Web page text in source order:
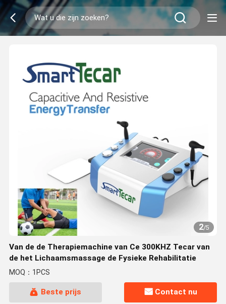
2/5
Van de de Therapiemachine van Ce 300KHZ Tecar van
de het Lichaamsmassage de Fysieke Rehabilitatie
MOQ：1PCS
Beste prijs Contact nu